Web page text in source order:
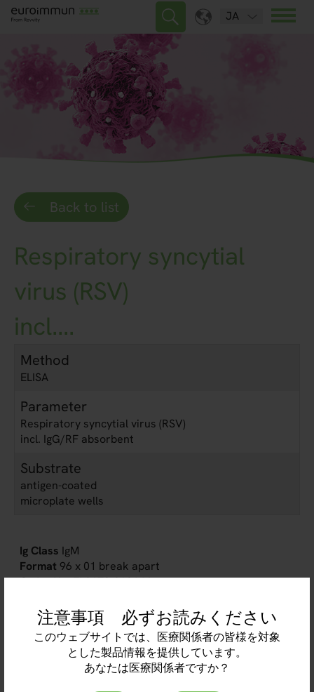
注意事項 必ずお読みください
このウェブサイトでは、医療関係者の皆様を対象
とした製品情報を提供しています。
あなたは医療関係者ですか？
JA
Back to list
Respiratory syncytial
virus (RSV)
incl....
Method
ELISA
Parameter
Respiratory syncytial virus (RSV)
incl. IgG/RF absorbent
Substrate
antigen-coated
microplate wells
IgM
96 x 01 break apart
EI 2670-9601 M
Automation